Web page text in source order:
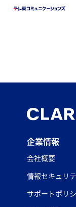
企業情報
会社概要
情報セキュリ
サポートポリ